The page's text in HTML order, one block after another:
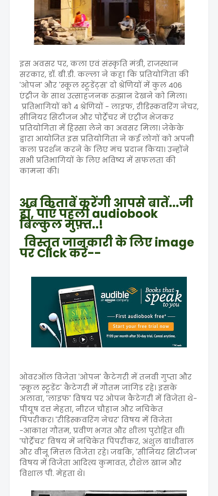
इस अवसर पर, कला एवं संस्कृति मंत्री, राजस्थान
सरकार, डॉ. बी.डी. कल्ला ने कहा कि प्रतियोगिता की
'ओपन' और 'स्कूल स्टूडेंट्स' दो श्रेणियों में कुल 406
एंट्रीज के साथ उत्साहजनक रुझान देखने को मिला।
प्रतिभागियों को 4 श्रेणियों - लाइफ, रीडिस्कवरिंग नेचर,
सीनियर सिटीजन और पोर्ट्रेचर में एंट्रीज भेजकर
प्रतियोगिता में हिस्सा लेने का अवसर मिला। जेकेके
द्वारा आयोजित इस प्रतियोगिता ने कई लोगों को अपनी
कला प्रदर्शन करने के लिए मंच प्रदान किया। उन्होंने
सभी प्रतिभागियों के लिए भविष्य में सफलता की
कामना की।
अब किताबें करेंगी आपसे बातें...जी
हाँ, पाएँ पहली audiobook
बिल्कुल मुफ़्त..!
विस्तृत जानकारी के लिए image
पर Click करें--
ओवरऑल विजेता 'ओपन' कैटेगरी में तनवी गुप्ता और
'स्कूल स्टूडेंट' कैटेगरी में गौतम जांगिड रहे। इसके
अलावा, 'लाइफ' विषय पर ओपन कैटेगरी में विजेता थे-
पीयूष दत्त मेहता, नीरज चौहान और नचिकेत
पिंपरीकर। 'रीडिस्कवरिंग नेचर' विषय में विजेता
-आकाश गौतम, प्रवीण भगत और शीला पुरोहित थीं।
'पोर्ट्रेचर' विषय में नचिकेत पिंपरीकर, अंशुल बांधीवाल
और वीनू मित्तल विजेता रहे। जबकि, 'सीनियर सिटीजन'
विषय में विजेता आदित्य कुमावत, रौशेल खान और
विशाल पी. मेहता थे।